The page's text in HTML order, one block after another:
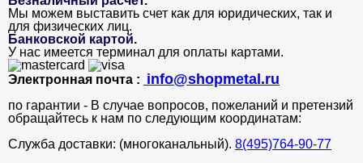
Мы можем выставить счет как для юридических, так и
для физических лиц.
Банковской картой.
У нас имеется терминал для оплаты картами.
Электронная почта : info@shopmetal.ru
по гарантии - В случае вопросов, пожеланий и претензий
обращайтесь к нам по следующим координатам:
Служба доставки: (многоканальный). 8(495)764-90-77